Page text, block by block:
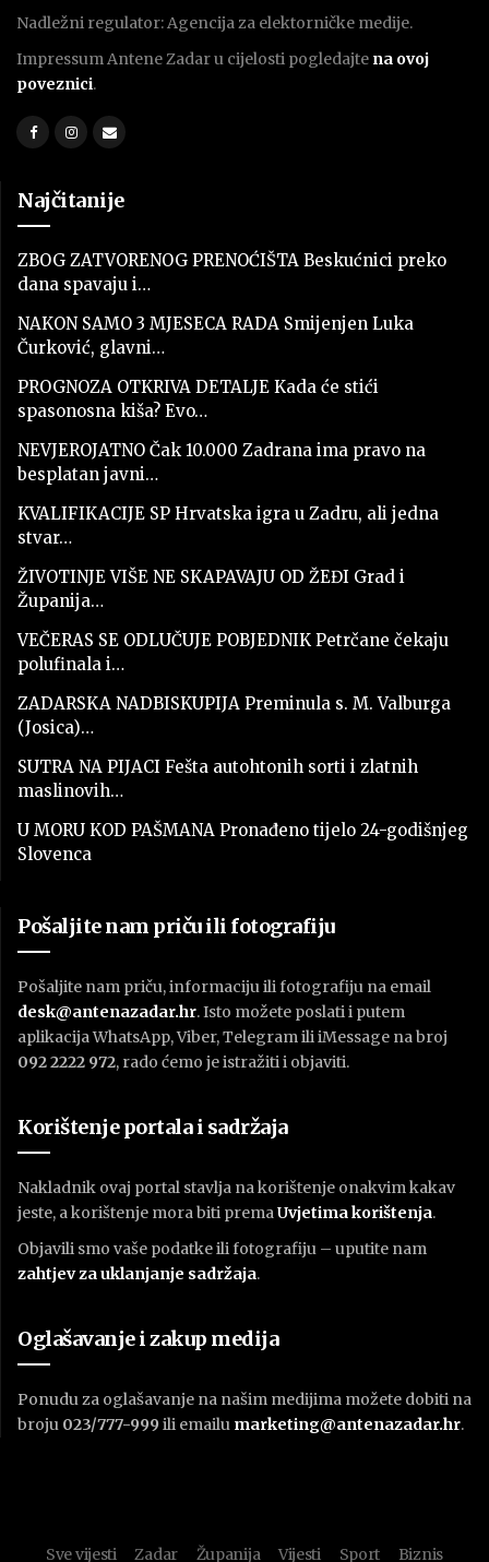
Nadležni regulator: Agencija za elektorničke medije.
Impressum Antene Zadar u cijelosti pogledajte na ovoj
poveznici.
Najčitanije
ZBOG ZATVORENOG PRENOĆIŠTA Beskućnici preko
dana spavaju i…
NAKON SAMO 3 MJESECA RADA Smijenjen Luka
Čurković, glavni…
PROGNOZA OTKRIVA DETALJE Kada će stići
spasonosna kiša? Evo…
NEVJEROJATNO Čak 10.000 Zadrana ima pravo na
besplatan javni…
KVALIFIKACIJE SP Hrvatska igra u Zadru, ali jedna
stvar…
ŽIVOTINJE VIŠE NE SKAPAVAJU OD ŽEĐI Grad i
Županija…
VEČERAS SE ODLUČUJE POBJEDNIK Petrčane čekaju
polufinala i…
ZADARSKA NADBISKUPIJA Preminula s. M. Valburga
(Josica)…
SUTRA NA PIJACI Fešta autohtonih sorti i zlatnih
maslinovih…
U MORU KOD PAŠMANA Pronađeno tijelo 24-godišnjeg
Slovenca
Pošaljite nam priču ili fotografiju
Pošaljite nam priču, informaciju ili fotografiju na email
desk@antenazadar.hr. Isto možete poslati i putem
aplikacija WhatsApp, Viber, Telegram ili iMessage na broj
092 2222 972, rado ćemo je istražiti i objaviti.
Korištenje portala i sadržaja
Nakladnik ovaj portal stavlja na korištenje onakvim kakav
jeste, a korištenje mora biti premaUvjetima korištenja.
Objavili smo vaše podatke ili fotografiju – uputite nam
zahtjev za uklanjanje sadržaja.
Oglašavanje i zakup medija
Ponudu za oglašavanje na našim medijima možete dobiti na
broju 023/777-999 ili emailu marketing@antenazadar.hr.
Sve vijesti Zadar Županija Vijesti Sport Biznis